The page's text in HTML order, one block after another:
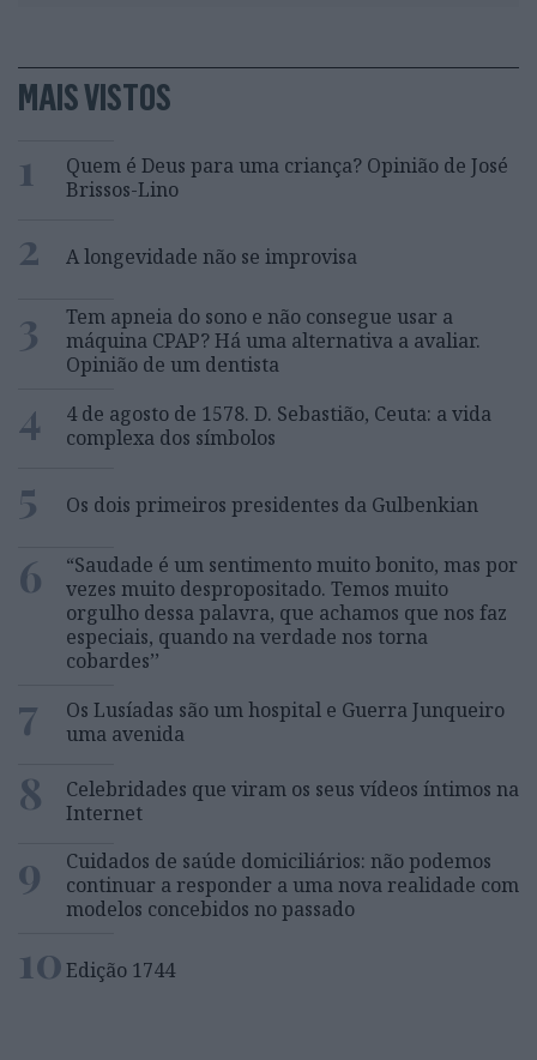
MAIS VISTOS
1
Quem é Deus para uma criança? Opinião de José
Brissos-Lino
2 A longevidade não se improvisa
3
Tem apneia do sono e não consegue usar a
máquina CPAP? Há uma alternativa a avaliar.
Opinião de um dentista
4
4 de agosto de 1578. D. Sebastião, Ceuta: a vida
complexa dos símbolos
5 Os dois primeiros presidentes da Gulbenkian
6
“Saudade é um sentimento muito bonito, mas por
vezes muito despropositado. Temos muito
orgulho dessa palavra, que achamos que nos faz
especiais, quando na verdade nos torna
cobardes’’
7
Os Lusíadas são um hospital e Guerra Junqueiro
uma avenida
8
Celebridades que viram os seus vídeos íntimos na
Internet
9
Cuidados de saúde domiciliários: não podemos
continuar a responder a uma nova realidade com
modelos concebidos no passado
10Edição 1744